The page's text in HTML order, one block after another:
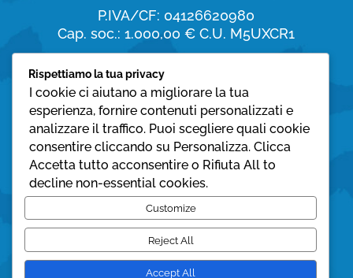
P.IVA/CF: 04126620980
Cap. soc.: 1.000,00 €C.U. M5UXCR1
Orari di apertura
dal Lunedì al Sabato:
8:30 – 19:30
Domenica:
08:30 – 12:30
Privacy policy
Cookie policy
Rispettiamo la tua privacy
I cookie ci aiutano a migliorare la tua
esperienza, fornire contenuti personalizzati e
analizzare il traffico. Puoi scegliere quali cookie
consentire cliccando su Personalizza. Clicca
Accetta tutto acconsentire o Rifiuta All to
decline non-essential cookies.
Customize
Reject All
Accept All